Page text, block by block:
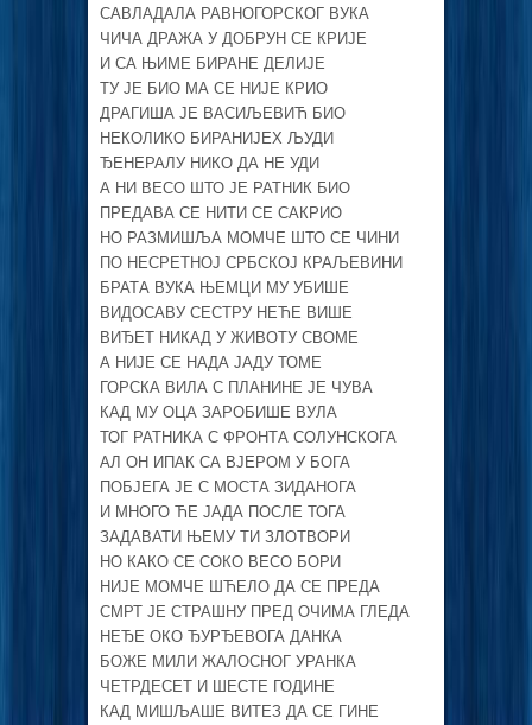
САВЛАДАЛА РАВНОГОРСКОГ ВУКА
ЧИЧА ДРАЖА У ДОБРУН СЕ КРИЈЕ
И СА ЊИМЕ БИРАНЕ ДЕЛИЈЕ
ТУ ЈЕ БИО МА СЕ НИЈЕ КРИО
ДРАГИША ЈЕ ВАСИЉЕВИЋ БИО
НЕКОЛИКО БИРАНИЈЕХ ЉУДИ
ЂЕНЕРАЛУ НИКО ДА НЕ УДИ
А НИ ВЕСО ШТО ЈЕ РАТНИК БИО
ПРЕДАВА СЕ НИТИ СЕ САКРИО
НО РАЗМИШЉА МОМЧЕ ШТО СЕ ЧИНИ
ПО НЕСРЕТНОЈ СРБСКОЈ КРАЉЕВИНИ
БРАТА ВУКА ЊЕМЦИ МУ УБИШЕ
ВИДОСАВУ СЕСТРУ НЕЋЕ ВИШЕ
ВИЂЕТ НИКАД У ЖИВОТУ СВОМЕ
А НИЈЕ СЕ НАДА ЈАДУ ТОМЕ
ГОРСКА ВИЛА С ПЛАНИНЕ ЈЕ ЧУВА
КАД МУ ОЦА ЗАРОБИШЕ ВУЛА
ТОГ РАТНИКА С ФРОНТА СОЛУНСКОГА
АЛ ОН ИПАК СА ВЈЕРОМ У БОГА
ПОБЈЕГА ЈЕ С МОСТА ЗИДАНОГА
И МНОГО ЋЕ ЈАДА ПОСЛЕ ТОГА
ЗАДАВАТИ ЊЕМУ ТИ ЗЛОТВОРИ
НО КАКО СЕ СОКО ВЕСО БОРИ
НИЈЕ МОМЧЕ ШЋЕЛО ДА СЕ ПРЕДА
СМРТ ЈЕ СТРАШНУ ПРЕД ОЧИМА ГЛЕДА
НЕЂЕ ОКО ЂУРЂЕВОГА ДАНКА
БОЖЕ МИЛИ ЖАЛОСНОГ УРАНКА
ЧЕТРДЕСЕТ И ШЕСТЕ ГОДИНЕ
КАД МИШЉАШЕ ВИТЕЗ ДА СЕ ГИНЕ